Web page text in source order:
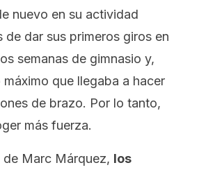
nuevo en su actividad
de dar sus primeros giros en
semanas de gimnasio y,
que llegaba a hacer
de brazo. Por lo tanto,
más fuerza.
de Marc Márquez, los